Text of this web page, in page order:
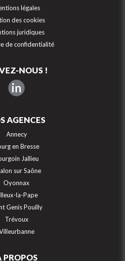
légales
des cookies
juridiques
de confidentialité
NOUS !
in
AGENCES
Annecy
en Bresse
Jallieu
sur Saône
Oyonnax
la-Pape
Genis Pouilly
Trévoux
PROPOS